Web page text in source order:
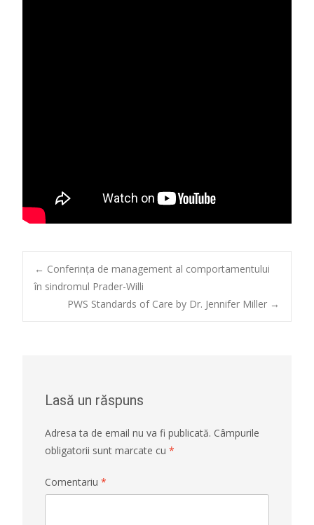
Post
navigation
← Conferinţa de management al comportamentului
în sindromul Prader-Willi
PWS Standards of Care by Dr. Jennifer Miller →
Lasă un răspuns
Adresa ta de email nu va fi publicată. Câmpurile
obligatorii sunt marcate cu *
Comentariu *